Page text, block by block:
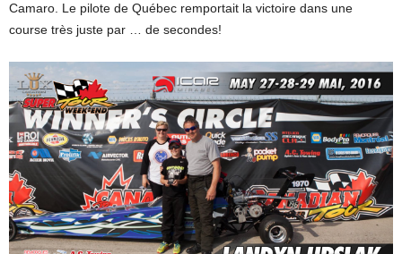
Camaro. Le pilote de Québec remportait la victoire dans une
course très juste par … de secondes!